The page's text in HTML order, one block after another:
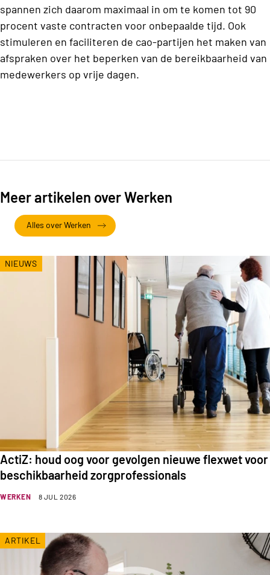
spannen zich daarom maximaal in om te komen tot 90
procent vaste contracten voor onbepaalde tijd. Ook
stimuleren en faciliteren de cao-partijen het maken van
afspraken over het beperken van de bereikbaarheid van
medewerkers op vrije dagen.
Meer artikelen over Werken
Alles over Werken
WERKEN 8 JUL 2026
ActiZ: houd oog voor gevolgen nieuwe flexwet voor
beschikbaarheid zorgprofessionals
NIEUWS
ARTIKEL